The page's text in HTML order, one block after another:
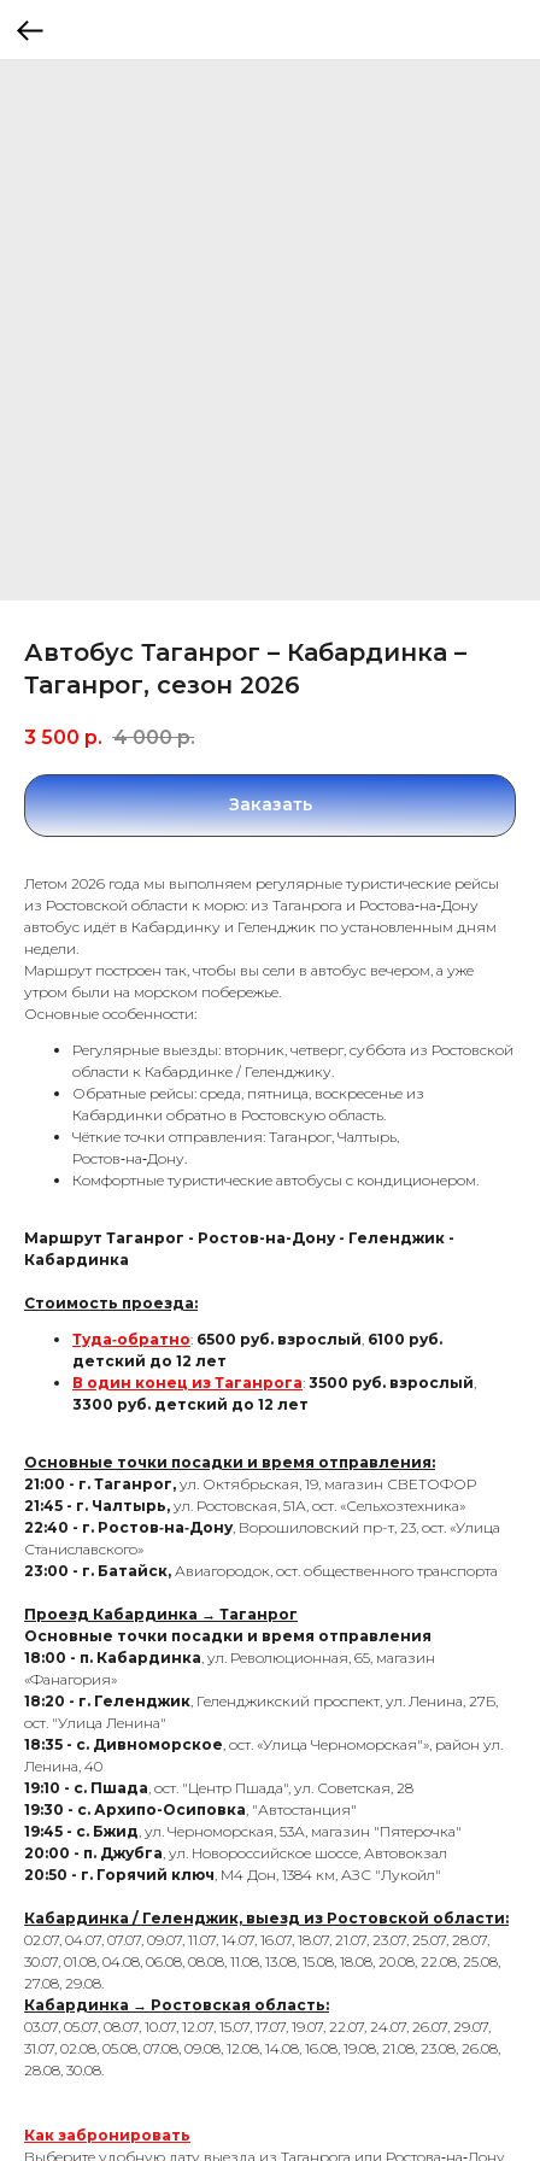
Автобус Таганрог – Кабардинка –
Таганрог, сезон 2026
3 500 р. 4 000 р.
Заказать
Летом 2026 года мы выполняем регулярные туристические рейсы
из Ростовской области к морю: из Таганрога и Ростова‑на‑Дону
автобус идёт в Кабардинку и Геленджик по установленным дням
недели.
Маршрут построен так, чтобы вы сели в автобус вечером, а уже
утром были на морском побережье.
Основные особенности:
Регулярные выезды: вторник, четверг, суббота из Ростовской
области к Кабардинке / Геленджику.
Обратные рейсы: среда, пятница, воскресенье из
Кабардинки обратно в Ростовскую область.
Чёткие точки отправления: Таганрог, Чалтырь,
Ростов‑на‑Дону.
Комфортные туристические автобусы с кондиционером.
Маршрут Таганрог - Ростов-на-Дону - Геленджик -
Кабардинка
Стоимость проезда:
Туда‑обратно: 6500 руб. взрослый 6100 руб.
детский до 12 лет
В один конец из Таганрога: 3500 руб. взрослый
3300 руб. детский до 12 лет
Основные точки посадки и время отправления:
21:00 - г. Таганрог, ул. Октябрьская, 19, магазин СВЕТОФОР
21:45 - г. Чалтырь, ул. Ростовская, 51А, ост. «Сельхозтехника»
22:40 - г. Ростов‑на‑Дону, Ворошиловский пр-т, 23, ост. «Улица
Станиславского»
23:00 - г. Батайск, Авиагородок, ост. общественного транспорта
Проезд Кабардинка → Таганрог
Основные точки посадки и время отправления
18:00 - п. Кабардинка , ул. Революционная, 65, магазин
«Фанагория»
18:20 - г. Геленджик , Геленджикский проспект, ул. Ленина, 27Б,
ост. "Улица Ленина"
18:35 - с. Дивноморское , ост. «Улица Черноморская"», район ул.
Ленина, 40
19:10 - с. Пшада , ост. "Центр Пшада", ул. Советская, 28
19:30 - с. Архипо-Осиповка , "Автостанция"
19:45 - с. Бжид , ул. Черноморская, 53А, магазин "Пятерочка"
20:00 - п. Джубга , ул. Новороссийское шоссе, Автовокзал
20:50 - г. Горячий ключ , М4 Дон, 1384 км, АЗС "Лукойл"
Кабардинка / Геленджик, выезд из Ростовской области:
02.07, 04.07, 07.07, 09.07, 11.07, 14.07, 16.07, 18.07, 21.07, 23.07, 25.07, 28.07,
30.07, 01.08, 04.08, 06.08, 08.08, 11.08, 13.08, 15.08, 18.08, 20.08, 22.08, 25.08,
27.08, 29.08.
Кабардинка → Ростовская область:
03.07, 05.07, 08.07, 10.07, 12.07, 15.07, 17.07, 19.07, 22.07, 24.07, 26.07, 29.07,
31.07, 02.08, 05.08, 07.08, 09.08, 12.08, 14.08, 16.08, 19.08, 21.08, 23.08, 26.08,
28.08, 30.08.
Как забронировать
Выберите удобную дату выезда из Таганрога или Ростова‑на‑Дону